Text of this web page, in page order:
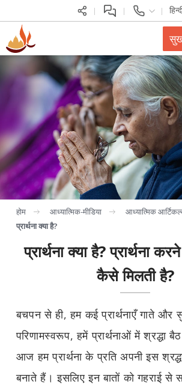
होम आध्यात्मिक-मीडिया
आध्यात्मिक
प्रार्थना क्या है?
प्रार्थना क्या है? प्रार्थना
कैसे मिलती है?
बचपन से ही, हम कई प्रार्थनाएँ गाते
परिणामस्वरूप, हमें प्रार्थनाओं में श्रद्धा
आज हम प्रार्थना के प्रति अपनी इस
बनाते हैं। इसलिए इन बातों को गहराई से